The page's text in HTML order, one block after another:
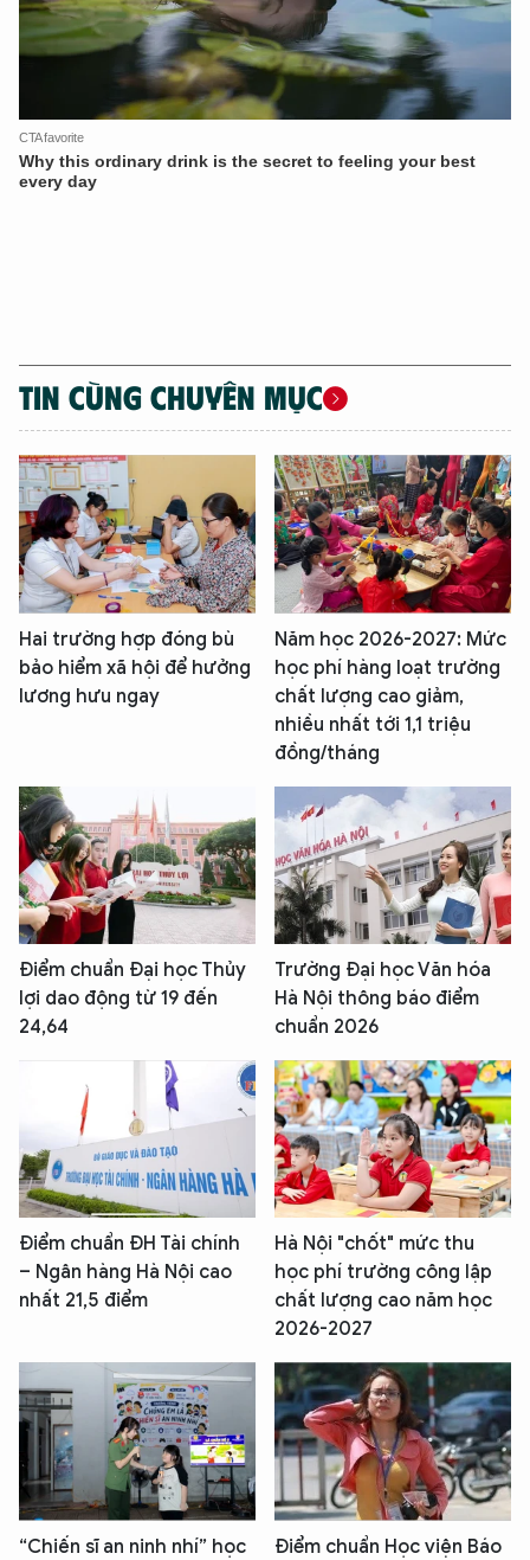
TIN CÙNG CHUYÊN MỤC
Hai trường hợp đóng bù
bảo hiểm xã hội để hưởng
lương hưu ngay
Năm học 2026-2027: Mức
học phí hàng loạt trường
chất lượng cao giảm,
nhiều nhất tới 1,1 triệu
đồng/tháng
Điểm chuẩn Đại học Thủy
lợi dao động từ 19 đến
24,64
Trường Đại học Văn hóa
Hà Nội thông báo điểm
chuẩn 2026
Điểm chuẩn ĐH Tài chính
– Ngân hàng Hà Nội cao
nhất 21,5 điểm
Hà Nội "chốt" mức thu
học phí trường công lập
chất lượng cao năm học
2026-2027
“Chiến sĩ an ninh nhí” học
Điểm chuẩn Học viện Báo
XIN CHÀO,